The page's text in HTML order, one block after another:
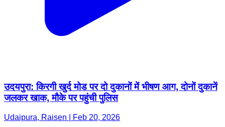
उदयपुरा: किरगी खुर्द मोड पर दो दुकानों में भीषण आग, दोनों दुकानें
जलकर खाक, मौके पर पहुंची पुलिस
Udaipura, Raisen | Feb 20, 2026